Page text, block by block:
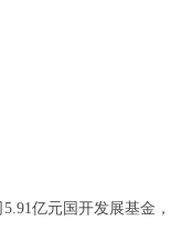
亿元国开发展基金